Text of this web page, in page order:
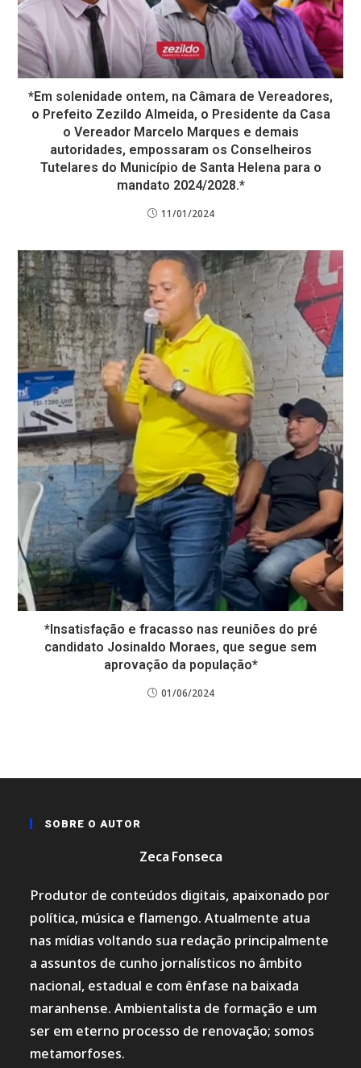
*Em solenidade ontem, na Câmara de Vereadores,
o Prefeito Zezildo Almeida, o Presidente da Casa
o Vereador Marcelo Marques e demais
autoridades, empossaram os Conselheiros
Tutelares do Município de Santa Helena para o
mandato 2024/2028.*
11/01/2024
*Insatisfação e fracasso nas reuniões do pré
candidato Josinaldo Moraes, que segue sem
aprovação da população*
01/06/2024
SOBRE O AUTOR
Zeca Fonseca
Produtor de conteúdos digitais, apaixonado por
política, música e flamengo. Atualmente atua
nas mídias voltando sua redação principalmente
a assuntos de cunho jornalísticos no âmbito
nacional, estadual e com ênfase na baixada
maranhense. Ambientalista de formação e um
ser em eterno processo de renovação; somos
metamorfoses.